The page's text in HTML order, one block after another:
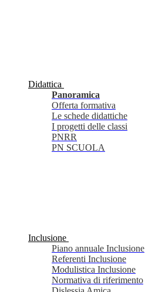
Didattica
Panoramica
Offerta formativa
Le schede didattiche
I progetti delle classi
PNRR
PN SCUOLA
Inclusione
Piano annuale Inclusione
Referenti Inclusione
Modulistica Inclusione
Normativa di riferimento